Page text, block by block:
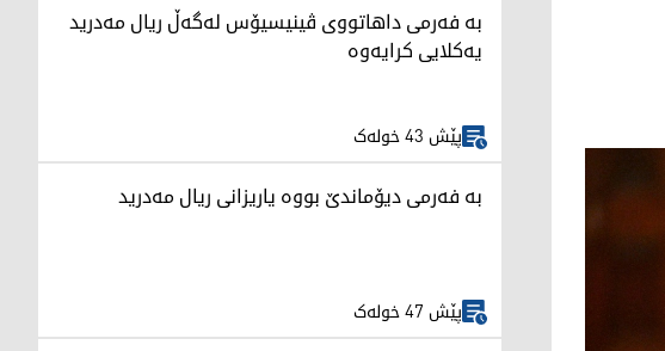
بە فەرمی داهاتووی ڤینیسیۆس لەگەڵ ریال مەدرید
یەکلایی کرایەوە
پێش 43 خولەک
بە فەرمی دیۆماندێ بووە یاریزانی ریال مەدرید
پێش 47 خولەک